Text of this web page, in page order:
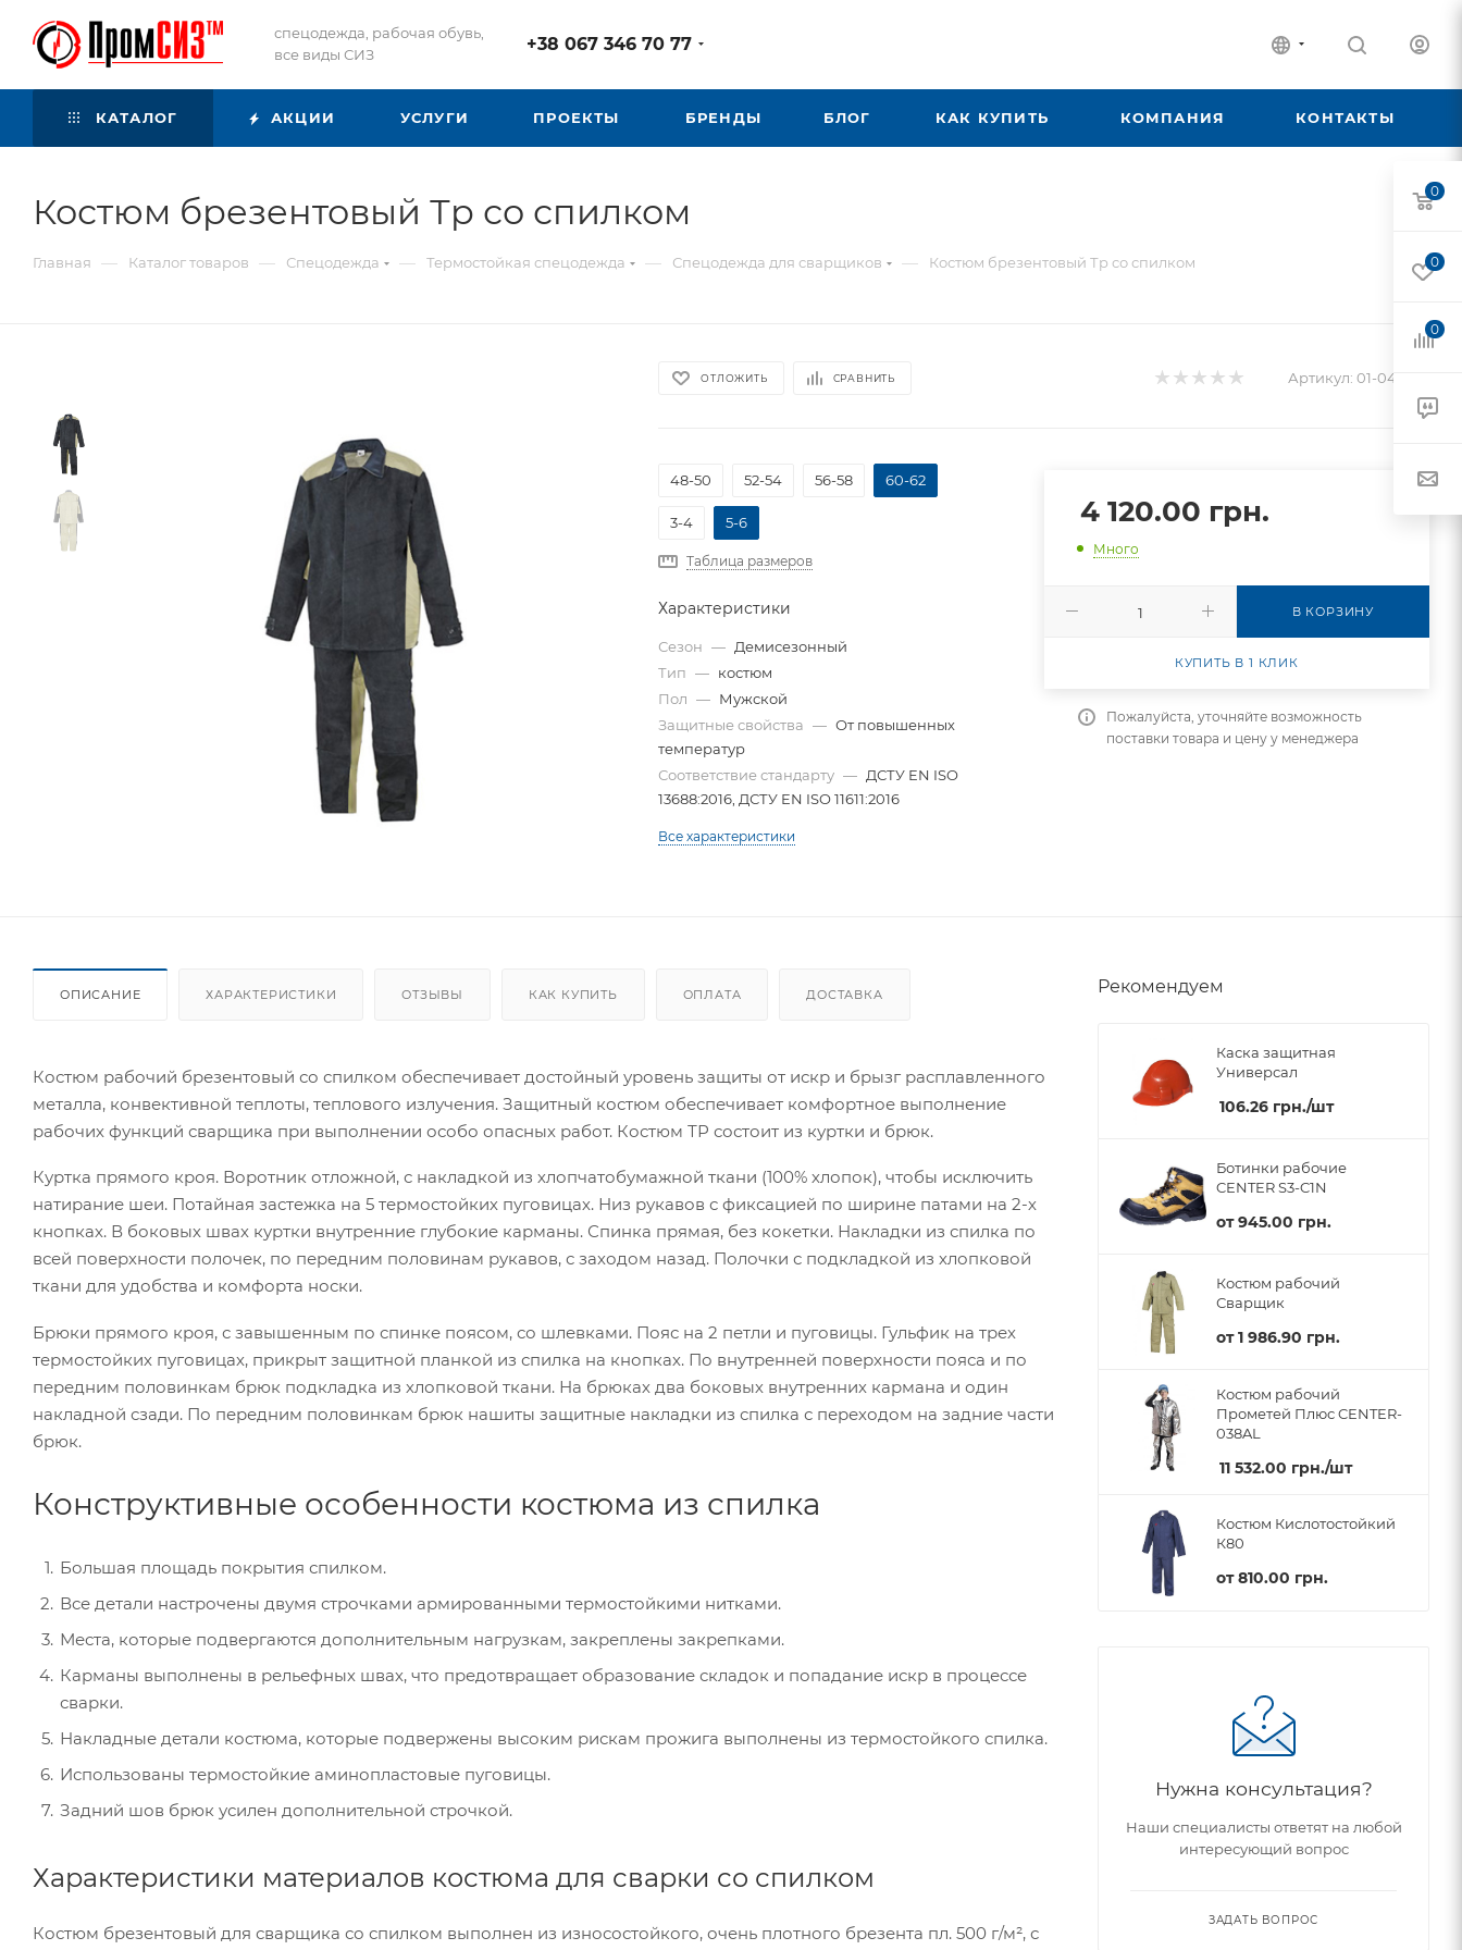
спецодежда, рабочая обувь,
все виды СИЗ
+38 067 346 70 77
КАТАЛОГ АКЦИИ УСЛУГИ ПРОЕКТЫ БРЕНДЫ БЛОГ КАК КУПИТЬ КОМПАНИЯ КОНТАКТЫ
Костюм брезентовый Тр со спилком
Главная — Каталог товаров — Спецодежда — Термостойкая спецодежда — Спецодежда для сварщиков — Костюм брезентовый Тр со спилком
ОТЛОЖИТЬ СРАВНИТЬ Артикул: 01-04-030
48-50 52-54 56-58 60-62
3-4 5-6
Таблица размеров
Характеристики
Сезон — Демисезонный
Тип — костюм
Пол — Мужской
Защитные свойства — От повышенных
температур
Соответствие стандарту — ДСТУ EN ISO
13688:2016, ДСТУ EN ISO 11611:2016
Все характеристики
4 120.00 грн.
Много
В КОРЗИНУ
КУПИТЬ В 1 КЛИК
Пожалуйста, уточняйте возможность
поставки товара и цену у менеджера
ОПИСАНИЕ ХАРАКТЕРИСТИКИ ОТЗЫВЫ КАК КУПИТЬ ОПЛАТА ДОСТАВКА
Костюм рабочий брезентовый со спилком обеспечивает достойный уровень защиты от искр и брызг расплавленного
металла, конвективной теплоты, теплового излучения. Защитный костюм обеспечивает комфортное выполнение
рабочих функций сварщика при выполнении особо опасных работ. Костюм ТР состоит из куртки и брюк.
Куртка прямого кроя. Воротник отложной, с накладкой из хлопчатобумажной ткани (100% хлопок), чтобы исключить
натирание шеи. Потайная застежка на 5 термостойких пуговицах. Низ рукавов с фиксацией по ширине патами на 2-х
кнопках. В боковых швах куртки внутренние глубокие карманы. Спинка прямая, без кокетки. Накладки из спилка по
всей поверхности полочек, по передним половинам рукавов, с заходом назад. Полочки с подкладкой из хлопковой
ткани для удобства и комфорта носки.
Брюки прямого кроя, с завышенным по спинке поясом, со шлевками. Пояс на 2 петли и пуговицы. Гульфик на трех
термостойких пуговицах, прикрыт защитной планкой из спилка на кнопках. По внутренней поверхности пояса и по
передним половинкам брюк подкладка из хлопковой ткани. На брюках два боковых внутренних кармана и один
накладной сзади. По передним половинкам брюк нашиты защитные накладки из спилка с переходом на задние части
брюк.
Конструктивные особенности костюма из спилка
Большая площадь покрытия спилком.
Все детали настрочены двумя строчками армированными термостойкими нитками.
Места, которые подвергаются дополнительным нагрузкам, закреплены закрепками.
Карманы выполнены в рельефных швах, что предотвращает образование складок и попадание искр в процессе
сварки.
Накладные детали костюма, которые подвержены высоким рискам прожига выполнены из термостойкого спилка.
Использованы термостойкие аминопластовые пуговицы.
Задний шов брюк усилен дополнительной строчкой.
Характеристики материалов костюма для сварки со спилком
Костюм брезентовый для сварщика со спилком выполнен из износостойкого, очень плотного брезента пл. 500 г/м², с
Рекомендуем
Каска защитная
Универсал
106.26 грн./шт
Ботинки рабочие
CENTER S3-C1N
от945.00 грн.
Костюм рабочий
Сварщик
от1 986.90 грн.
Костюм рабочий
Прометей Плюс CENTER-
038AL
11 532.00 грн./шт
Костюм Кислотостойкий
К80
от810.00 грн.
Нужна консультация?
Наши специалисты ответят на любой
интересующий вопрос
ЗАДАТЬ ВОПРОС
0
0
0